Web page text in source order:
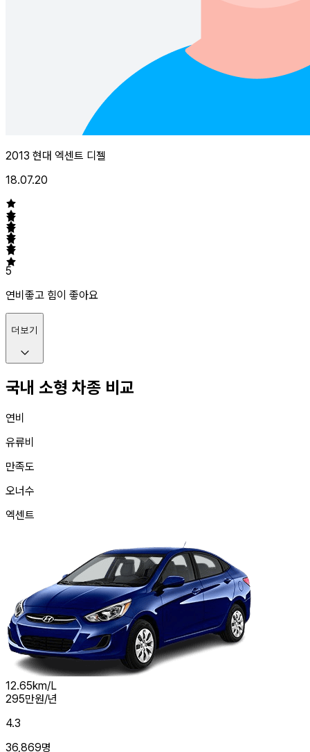
2013 현대 엑센트 디젤
18.07.20
5
연비좋고 힘이 좋아요
더보기
국내 소형 차종 비교
연비
유류비
만족도
오너수
엑센트
12.65km/L
295만원/년
4.3
36,869명